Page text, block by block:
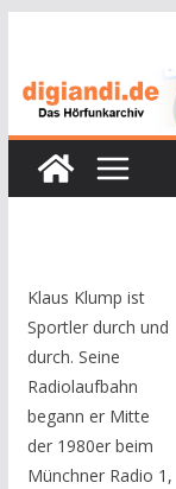
springen
Klaus Klump ist
Sportler durch und
durch. Seine
Radiolaufbahn
begann er Mitte
der 1980er beim
Münchner Radio 1,